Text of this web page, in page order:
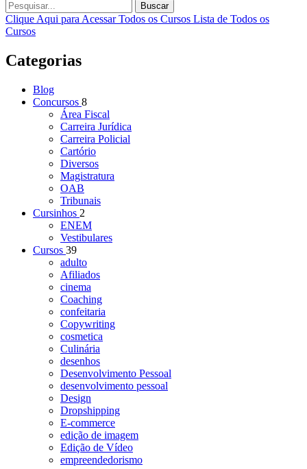
Buscar
Clique Aqui para Acessar Todos os Cursos Lista de Todos os
Cursos
Categorias
Blog
Concursos 8
Área Fiscal
Carreira Jurídica
Carreira Policial
Cartório
Diversos
Magistratura
OAB
Tribunais
Cursinhos 2
ENEM
Vestibulares
Cursos 39
adulto
Afiliados
cinema
Coaching
confeitaria
Copywriting
cosmetica
Culinária
desenhos
Desenvolvimento Pessoal
desenvolvimento pessoal
Design
Dropshipping
E-commerce
edição de imagem
Edição de Vídeo
empreendedorismo